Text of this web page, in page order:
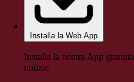
Installa la Web App
Installa la nostra App
notizie